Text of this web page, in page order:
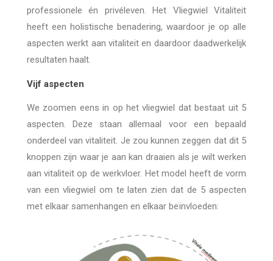
professionele én privéleven. Het Vliegwiel Vitaliteit
heeft een holistische benadering, waardoor je op alle
aspecten werkt aan vitaliteit en daardoor daadwerkelijk
resultaten haalt.
Vijf aspecten
We zoomen eens in op het vliegwiel dat bestaat uit 5
aspecten. Deze staan allemaal voor een bepaald
onderdeel van vitaliteit. Je zou kunnen zeggen dat dit 5
knoppen zijn waar je aan kan draaien als je wilt werken
aan vitaliteit op de werkvloer. Het model heeft de vorm
van een vliegwiel om te laten zien dat de 5 aspecten
met elkaar samenhangen en elkaar beïnvloeden: